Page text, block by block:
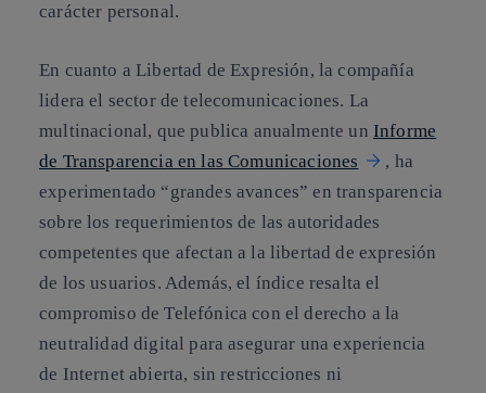
carácter personal.
En cuanto aLibertad de Expresión, la compañía
lidera el sector de telecomunicaciones. La
multinacional, que publica anualmente un Informe
de Transparencia en las Comunicaciones
, ha
experimentado “grandes avances” en transparencia
sobre los requerimientos de las autoridades
competentes que afectan a la libertad de expresión
de los usuarios. Además, el índice resalta el
compromiso de Telefónica con el derecho a la
neutralidad digital para asegurar una experiencia
de Internet abierta, sin restricciones ni